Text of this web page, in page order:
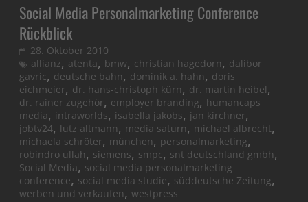
Social Media Personalmarketing Conference
Rückblick
28. Oktober 2010
allianz, atenta, bmw, christian hagedorn, dalibor
gavric, deutsche bahn,dominik a. hahn, doris
eichmeier, dr. hans-christoph kürn, dr. martin heibel,
dr. rainer zugehör, employer branding, humancaps
media, intraworlds, isabella jakobs, jan kirchner,
jobtv24, lutz altmann, media saturn, michael albrecht,
michaela schröter, münchen, personalmarketing,
robindro ullah, siemens, smpc, snt deutschland gmbh,
Social Media, social media personalmarketing
conference, social media studie, süddeutsche Zeitung,
werben und verkaufen,westpress